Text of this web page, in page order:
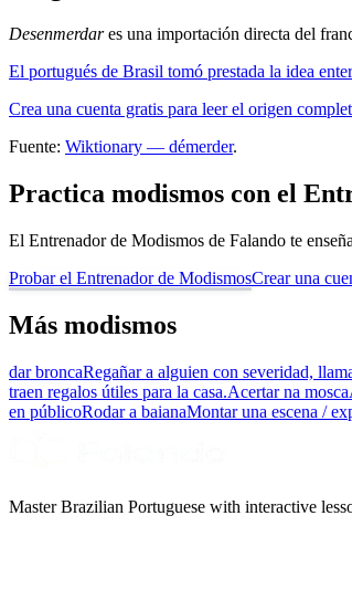
Desenmerdares una importación directa del
El portugués de Brasil tomó prestada la idea
Crea una cuenta gratis para leer el origen
Fuente: Wiktionary — démerder.
Practica modismos con el
El Entrenador de Modismos de Falando te
Probar el Entrenador de ModismosCrear una
Más modismos
dar broncaRegañar a alguien con severidad,
traen regalos útiles para la casa.Acertar na mosca
en públicoRodar a baianaMontar una escena /
Master Brazilian Portuguese with interactive